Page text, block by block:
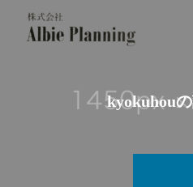
kyokuhou